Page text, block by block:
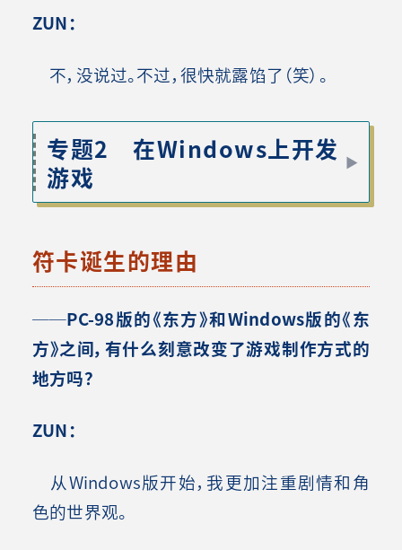
ZUN：
不，没说过。不过，很快就露馅了（笑）。
专题2 在Windows上开发
游戏
符卡诞生的理由
──PC-98版的《东方》和Windows版的《东
方》之间，有什么刻意改变了游戏制作方式的
地方吗？
ZUN：
从Windows版开始，我更加注重剧情和角
色的世界观。